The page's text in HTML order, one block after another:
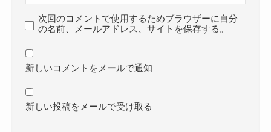
次回のコメントで使用するためブラウザーに自分
の名前、メールアドレス、サイトを保存する。
新しいコメントをメールで通知
新しい投稿をメールで受け取る